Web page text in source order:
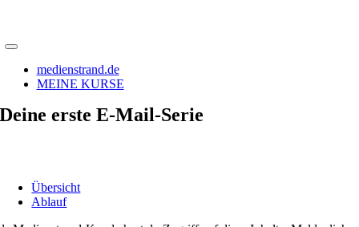
medienstrand.de
MEINE KURSE
Deine erste E-Mail-Serie
Übersicht
Ablauf